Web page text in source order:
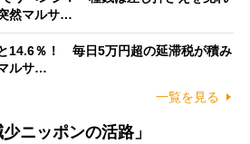
然マルサ…
14.6％！ 毎日5万円超の延滞税が積み
ルサ…
一覧を見る
ニッポンの活路」